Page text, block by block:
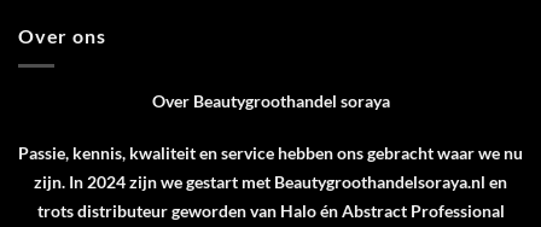
Over ons
Over Beautygroothandel soraya
Passie, kennis, kwaliteit en service hebben ons gebracht waar we nu
zijn. In 2024 zijn we gestart met Beautygroothandelsoraya.nl en
trots distributeur geworden van HaloénAbstract Professional